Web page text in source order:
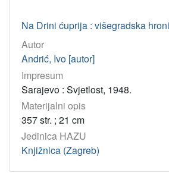
Na Drini ćuprija : višegradska
Autor
Andrić, Ivo [autor]
Impresum
Sarajevo : Svjetlost, 1948.
Materijalni opis
357 str. ; 21 cm
Jedinica HAZU
Knjižnica (Zagreb)